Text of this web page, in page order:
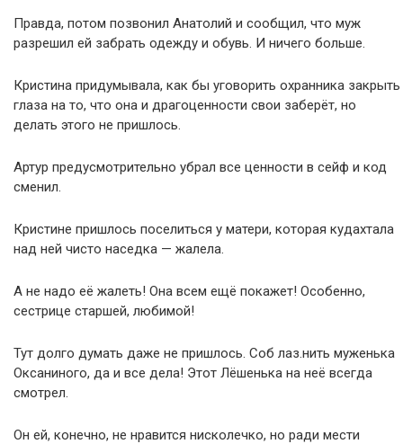
Правда, потом позвонил Анатолий и сообщил, что муж
разрешил ей забрать одежду и обувь. И ничего больше.
Кристина придумывала, как бы уговорить охранника закрыть
глаза на то, что она и драгоценности свои заберёт, но
делать этого не пришлось.
Артур предусмотрительно убрал все ценности в сейф и код
сменил.
Кристине пришлось поселиться у матери, которая кудахтала
над ней чисто наседка — жалела.
А не надо её жалеть! Она всем ещё покажет! Особенно,
сестрице старшей, любимой!
Тут долго думать даже не пришлось. Соб лаз.нить муженька
Оксаниного, да и все дела! Этот Лёшенька на неё всегда
смотрел.
Он ей, конечно, не нравится нисколечко, но ради мести